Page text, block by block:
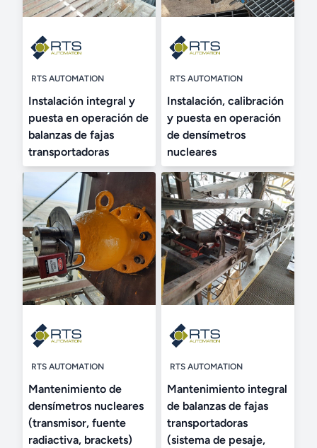
RTS AUTOMATION
Instalación integral y
puesta en operación de
balanzas de fajas
transportadoras
RTS AUTOMATION
Instalación, calibración
y puesta en operación
de densímetros
nucleares
RTS AUTOMATION
Mantenimiento de
densímetros nucleares
(transmisor, fuente
radiactiva, brackets)
RTS AUTOMATION
Mantenimiento integral
de balanzas de fajas
transportadoras
(sistema de pesaje,